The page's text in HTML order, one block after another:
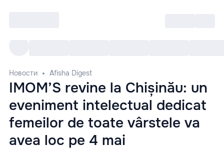
Новости Afisha Digest
IMOM’S revine la Chișinău: un
eveniment intelectual dedicat
femeilor de toate vârstele va
avea loc pe 4 mai